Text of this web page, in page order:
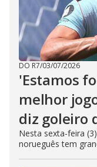
DO R7/03/07/2026
'Estamos
melhor
diz goleiro
Nesta sexta-feira
norueguês tem